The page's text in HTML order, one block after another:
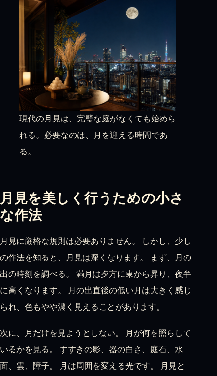
現代の月見は、完璧な庭がなくても始めら
れる。必要なのは、月を迎える時間であ
る。
月見を美しく行うための小さ
な作法
月見に厳格な規則は必要ありません。 しかし、少し
の作法を知ると、月見は深くなります。 まず、月の
出の時刻を調べる。 満月は夕方に東から昇り、夜半
に高くなります。 月の出直後の低い月は大きく感じ
られ、色もやや濃く見えることがあります。
次に、月だけを見ようとしない。 月が何を照らして
いるかを見る。 すすきの影、器の白さ、庭石、水
面、雲、障子。 月は周囲を変える光です。 月見と